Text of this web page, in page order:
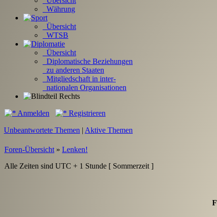
Währung
Übersicht
WTSB
Übersicht
Diplomatische Beziehungen
zu anderen Staaten
Mitgliedschaft in inter-
nationalen Organisationen
Anmelden Registrieren
Unbeantwortete Themen | Aktive Themen
Foren-Übersicht » Lenken!
Alle Zeiten sind UTC + 1 Stunde [ Sommerzeit ]